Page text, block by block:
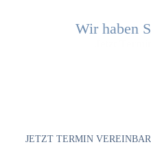
Wir haben
JETZT TERMIN